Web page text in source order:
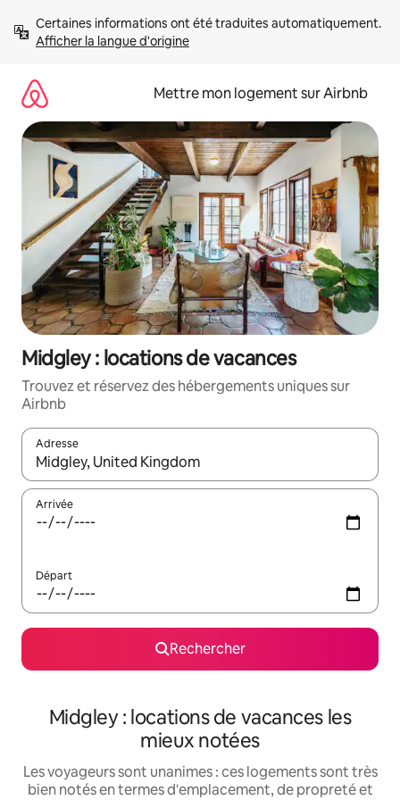
directement
Afficher la langue d'origine
Mettre mon logement sur Airbnb
Midgley : locations de vacances
Trouvez et réservez des hébergements uniques sur
Airbnb
Adresse
Lorsque les résultats s'affichent, utilisez les flèches vers le
Arrivée
Départ
Rechercher
Midgley : locations de vacances les
mieux notées
Les voyageurs sont unanimes : ces logements sont très
bien notés en termes d'emplacement, de propreté et